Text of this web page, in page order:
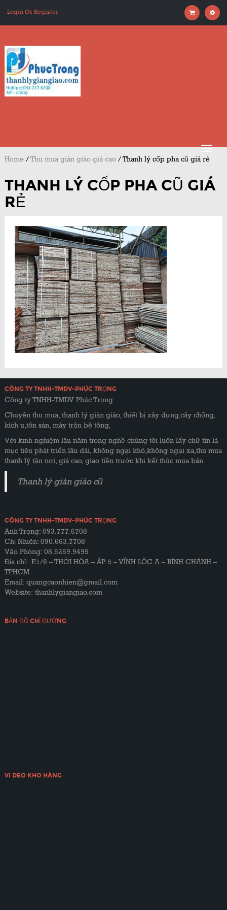
Login Or Register
Home /Thu mua giàn giáo giá cao /Thanh lý cốp pha cũ giá rẻ
THANH LÝ CỐP PHA CŨ GIÁ
RẺ
CÔNG TY TNHH-TMDV-PHÚC TRỌNG
Công ty TNHH-TMDV Phúc Trọng
Chuyên thu mua, thanh lý giàn giáo, thiết bị xây dựng,cây chống,
kích u,tôn sàn, máy trộn bê tông,
Với kinh nghiệm lâu năm trong nghề chúng tôi luôn lấy chữ tín là
mục tiêu phát triển lâu dài, không ngại khó,không ngại xa,thu mua
thanh lý tận nơi, giá cao, giao tiền trước khi kết thúc mua bán
Thanh lý giàn giáo cũ
CÔNG TY TNHH-TMDV-PHÚC TRỌNG
Anh Trọng: 093.777.6708
Chị Nhiên: 090.663.7708
Văn Phòng: 08.6259.9495
Địa chỉ: E1/6 – THỚI HÒA – ẤP 5 – VĨNH LỘC A – BÌNH CHÁNH –
TPHCM.
Email: quangcaonhien@gmail.com
Website: thanhlygiangiao.com
BẢN ĐỒ CHỈ ĐƯỜNG
VI DEO KHO HÀNG